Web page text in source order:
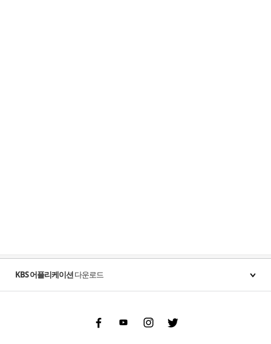
KBS 어플리케이션다운로드
FacebookYoutubeInstgram Twitter